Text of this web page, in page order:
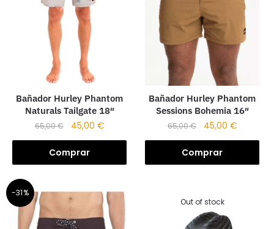
Bañador Hurley Phantom
Naturals Tailgate 18″
65,00€ 45,00 €
Comprar
Bañador Hurley Phantom
Sessions Bohemia 16″
65,00€ 45,00 €
Comprar
-31%
Out of stock